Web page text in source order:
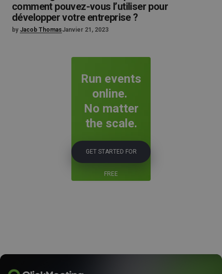
comment pouvez-vous l’utiliser pour
développer votre entreprise ?
by Jacob ThomasJanvier 21, 2023
Run events
online.
No matter
the scale.
GET STARTED FOR
FREE